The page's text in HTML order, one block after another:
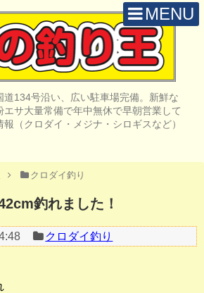
MENU
道134号沿い、広い駐車場完備。新鮮な
サ大量常備で年中無休で早朝営業して
（クロダイ・メジナ・シロギスなど）
クロダイ釣り
釣れました！
クロダイ釣り